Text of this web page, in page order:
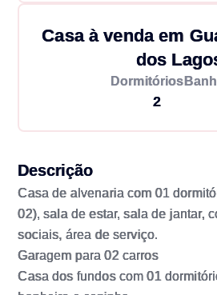
Casa à venda em
dos
Dormitórios
2
Descrição
Casa de alvenaria com 01
02), sala de estar, sala de jantar,
sociais, área de serviço.
Garagem para 02 carros
Casa dos fundos com 01